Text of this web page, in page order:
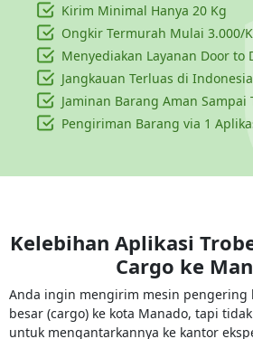
Kirim Minimal Hanya 20 Kg
Ongkir Termurah Mulai 3.000/
Menyediakan Layanan Door to
Jangkauan Terluas di Indonesia
Jaminan Barang Aman Sampai
Pengiriman Barang via 1
Kelebihan Aplikasi
Cargo ke
Anda ingin mengirim mesin pengering
besar (cargo) ke kota Manado, tapi
untuk mengantarkannya ke kantor